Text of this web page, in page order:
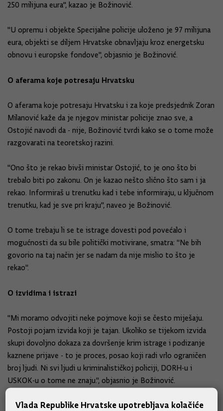
250 milijuna eura", kazao je Božinović.
"U opremu i objekte Specijalne policije uloženo je 97 milijuna
eura, objekti se diljem Hrvatske obnavljaju kroz energetsku
obnovu i europske fondove", objasnio je Božinović.
O aferama koje potresaju Hrvatsku
O aferama koje potresaju Hrvatsku i za koje predsjednik Zoran
Milanović kaže da je njegov ministar policije znao sve, a
Ostojić navodi da - nije, Božinović tvrdi kako se o tome može
razgovarati na teoretskoj razini.
"Ono što je rekao bivši ministar Ostojić, to je ono što bi
trebalo biti po zakonu. On je kazao nešto slično što sam i ja
rekao. Informiraš u trenutku kad i tebe informiraju, u ključnom
trenutku, kad je sve pri kraju", naveo je Božinović.
O tome trebaju li se te istrage dovesti pod povećalo i
mogućnosti da su bile politički motivirane, smatra: "Ne bih
govorio na taj način jer se nadam da nije mislio to što je
rekao".
O izvidima i istrazi
"Mi moramo odvojiti neke pojmove koji se često miješaju.
Postoji pojam izvida koji je tajan. Ukoliko se tijekom izvida
skupi dovoljno dokaza za dovršenje krim istrage i podizanje
kaznene prijave - to je proces, posao koji radi vrlo ograničen
broj ljudi. Ni svi ljudi u kriminalističkoj policiji, DORH-u i
USKOK-u o tome ne znaju.", objasnio je Božinović.
Vlada Republike Hrvatske upotrebljava kolačiće